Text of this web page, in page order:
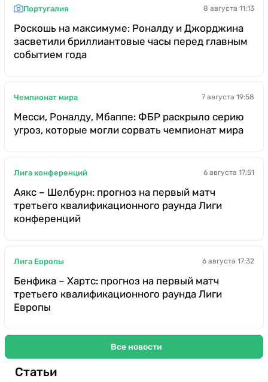
Португалия 8 августа 11:13
Роскошь на максимуме: Роналду и Джорджина
засветили бриллиантовые часы перед главным
событием года
Чемпионат мира 7 августа 19:58
Месси, Роналду, Мбаппе: ФБР раскрыло серию
угроз, которые могли сорвать чемпионат мира
Лига конференций 6 августа 17:51
Аякс – Шелбурн: прогноз на первый матч
третьего квалификационного раунда Лиги
конференций
Лига Европы 6 августа 17:32
Бенфика – Хартс: прогноз на первый матч
третьего квалификационного раунда Лиги
Европы
Все новости
Статьи